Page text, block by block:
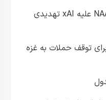
وزارت دادگستری آمریکا: شکایت NAACP علیه xAI تهدیدی
توقف حملات به غزه